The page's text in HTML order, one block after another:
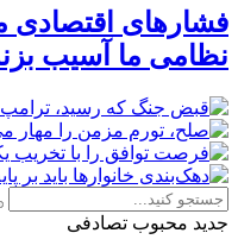
فشارهای اقتصادی
نظامی ما آسیب
جدید محبوب تصادفی